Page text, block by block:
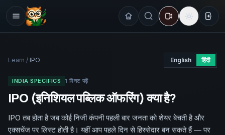
Learn / IPO English हिंदी
INDIA SPECIFICS 1 मिनट पढ़ें
IPO (इनिशियल पब्लिक ऑफरिंग) क्या है?
IPO तब होता है जब कोई निजी कंपनी पहली बार जनता को शेयर बेचती है और
एक्सचेंज पर लिस्ट होती है। यहीं आप पहले दिन से हिस्सेदार बन सकते हैं — पर